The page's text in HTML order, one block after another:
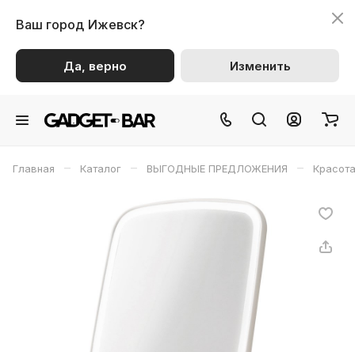
Ваш город Ижевск?
Да, верно Изменить
Главная – Каталог – ВЫГОДНЫЕ ПРЕДЛОЖЕНИЯ –